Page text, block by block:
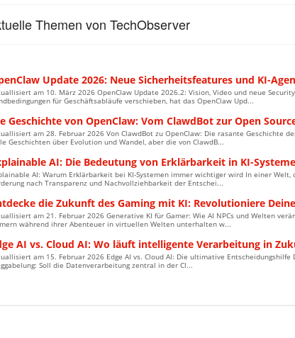
Themen von TechObserver
Update 2026: Neue Sicherheitsfeatures und KI-
am 10. März 2026 OpenClaw Update 2026.2: Vision, Video und neue
für Geschäftsabläufe verschieben, hat das OpenClaw Upd...
Geschichte von OpenClaw: Vom ClawdBot zur Open
am 28. Februar 2026 Von ClawdBot zu OpenClaw: Die rasante Geschichte
Geschichten über Evolution und Wandel, aber die von ClawdB...
AI: Die Bedeutung von Erklärbarkeit in KI-
AI: Warum Erklärbarkeit bei KI-Systemen immer wichtiger wird In einer
nach Transparenz und Nachvollziehbarkeit der Entschei...
die Zukunft des Gaming mit KI: Revolutioniere
am 21. Februar 2026 Generative KI für Gamer: Wie AI NPCs und Welten
während ihrer Abenteuer in virtuellen Welten unterhalten w...
AI vs. Cloud AI: Wo läuft intelligente Verarbeitung in
am 15. Februar 2026 Edge AI vs. Cloud AI: Die ultimative
Soll die Datenverarbeitung zentral in der Cl...